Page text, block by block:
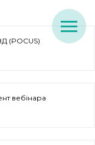
(POCUS)
вебінара